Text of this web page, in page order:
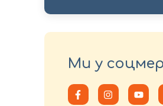
Ми у